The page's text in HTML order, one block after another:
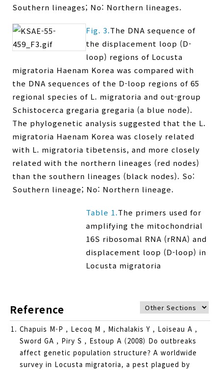
Southern lineages; No: Northern lineages.
Fig. 3.The DNA sequence of
the displacement loop (D-
loop) regions of Locusta
migratoria Haenam Korea was compared with
the DNA sequences of the D-loop regions of 65
regional species of L. migratoria and out-group
Schistocerca gregaria gregaria (a blue node).
The phylogenetic analysis suggested that the L.
migratoria Haenam Korea was closely related
with L. migratoria tibetensis, and more closely
related with the northern lineages (red nodes)
than the southern lineages (black nodes). So:
Southern lineage; No: Northern lineage.
Table 1.The primers used for
amplifying the mitochondrial
16S ribosomal RNA (rRNA) and
displacement loop (D-loop) in
Locusta migratoria
Reference
Chapuis M-P , Lecoq M , Michalakis Y , Loiseau A ,
Sword GA , Piry S , Estoup A (2008) Do outbreaks
affect genetic population structure? A worldwide
survey in Locusta migratoria, a pest plagued by